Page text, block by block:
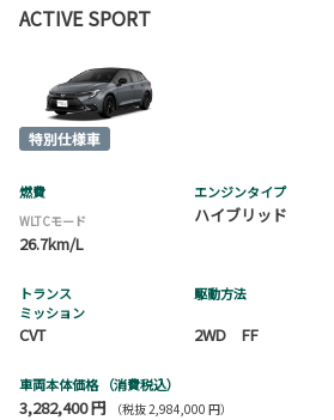
ACTIVE SPORT
燃費
WLTCモード
26.7km/L
エンジンタイプ
ハイブリッド
トランス
ミッション
CVT
駆動方法
2WD FF
車両本体価格 （消費税込）
3,282,400 円 （税抜 2,984,000 円）